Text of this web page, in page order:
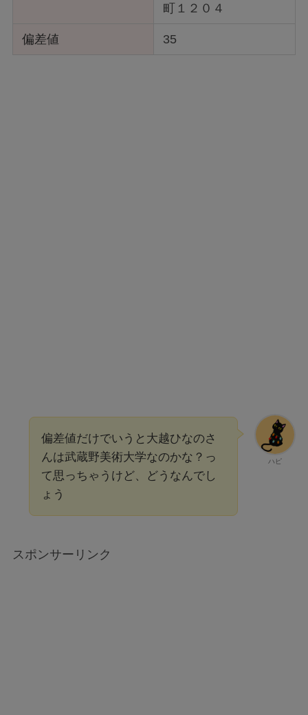
町１２０４
偏差値 35
ハピ
偏差値だけでいうと大越ひなのさ
んは武蔵野美術大学なのかな？っ
て思っちゃうけど、どうなんでし
ょう
スポンサーリンク